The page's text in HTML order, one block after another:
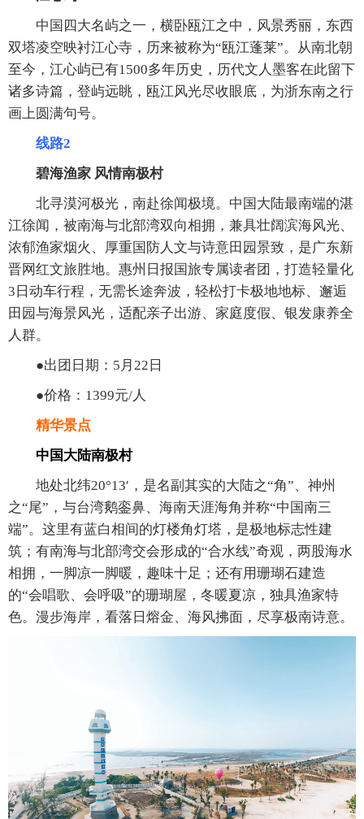
中国四大名屿之一，横卧瓯江之中，风景秀丽，东西
双塔凌空映衬江心寺，历来被称为“瓯江蓬莱”。从南北朝
至今，江心屿已有1500多年历史，历代文人墨客在此留下
诸多诗篇，登屿远眺，瓯江风光尽收眼底，为浙东南之行
画上圆满句号。
线路2
碧海渔家 风情南极村
北寻漠河极光，南赴徐闻极境。中国大陆最南端的湛
江徐闻，被南海与北部湾双向相拥，兼具壮阔滨海风光、
浓郁渔家烟火、厚重国防人文与诗意田园景致，是广东新
晋网红文旅胜地。惠州日报国旅专属读者团，打造轻量化
3日动车行程，无需长途奔波，轻松打卡极地地标、邂逅
田园与海景风光，适配亲子出游、家庭度假、银发康养全
人群。
●出团日期：5月22日
●价格：1399元/人
精华景点
中国大陆南极村
地处北纬20°13′，是名副其实的大陆之“角”、神州
之“尾”，与台湾鹅銮鼻、海南天涯海角并称“中国南三
端”。这里有蓝白相间的灯楼角灯塔，是极地标志性建
筑；有南海与北部湾交会形成的“合水线”奇观，两股海水
相拥，一脚凉一脚暖，趣味十足；还有用珊瑚石建造
的“会唱歌、会呼吸”的珊瑚屋，冬暖夏凉，独具渔家特
色。漫步海岸，看落日熔金、海风拂面，尽享极南诗意。